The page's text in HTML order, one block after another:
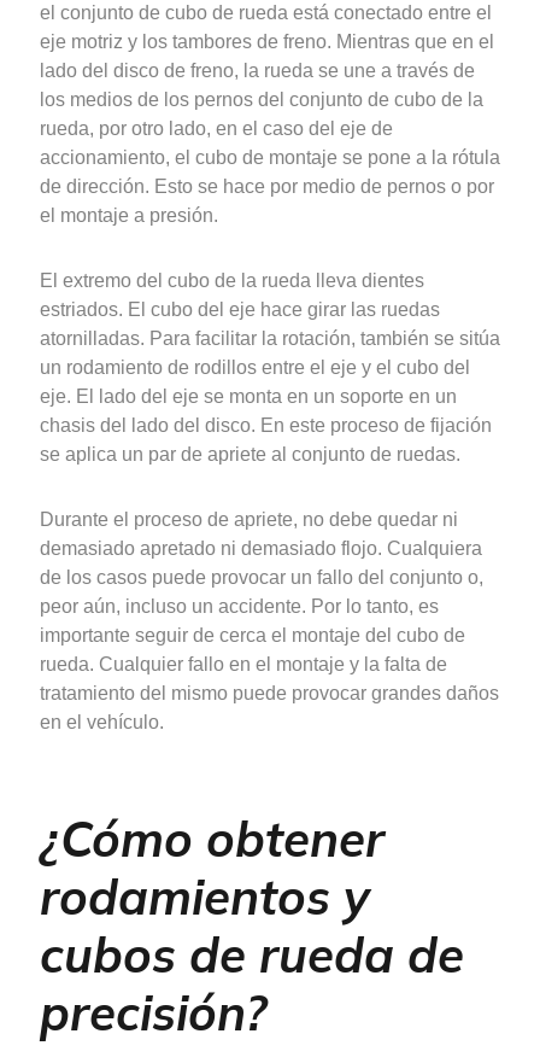
el conjunto de cubo de rueda está conectado entre el
eje motriz y los tambores de freno. Mientras que en el
lado del disco de freno, la rueda se une a través de
los medios de los pernos del conjunto de cubo de la
rueda, por otro lado, en el caso del eje de
accionamiento, el cubo de montaje se pone a la rótula
de dirección. Esto se hace por medio de pernos o por
el montaje a presión.
El extremo del cubo de la rueda lleva dientes
estriados. El cubo del eje hace girar las ruedas
atornilladas. Para facilitar la rotación, también se sitúa
un rodamiento de rodillos entre el eje y el cubo del
eje. El lado del eje se monta en un soporte en un
chasis del lado del disco. En este proceso de fijación
se aplica un par de apriete al conjunto de ruedas.
Durante el proceso de apriete, no debe quedar ni
demasiado apretado ni demasiado flojo. Cualquiera
de los casos puede provocar un fallo del conjunto o,
peor aún, incluso un accidente. Por lo tanto, es
importante seguir de cerca el montaje del cubo de
rueda. Cualquier fallo en el montaje y la falta de
tratamiento del mismo puede provocar grandes daños
en el vehículo.
¿Cómo obtener
rodamientos y
cubos de rueda de
precisión?